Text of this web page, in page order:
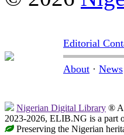
Editorial
About · News
Nigerian Digital Library ®
2023-2026, ELIB.NG is a part
Preserving the Nigerian